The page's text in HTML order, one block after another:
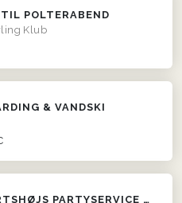
POLTERABEND
Klub
& VANDSKI
LAD HJORTSHØJS PARTYSERVICE SØRGE FOR MADEN!